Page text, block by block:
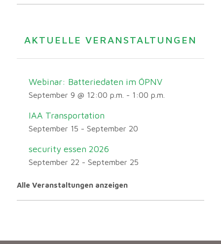
AKTUELLE VERANSTALTUNGEN
Webinar: Batteriedaten im ÖPNV
September 9 @ 12:00 p.m. - 1:00 p.m.
IAA Transportation
September 15 - September 20
security essen 2026
September 22 - September 25
Alle Veranstaltungen anzeigen